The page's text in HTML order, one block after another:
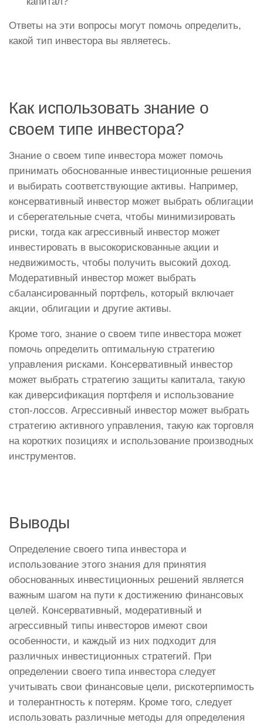
Ответы на эти вопросы могут помочь определить,
какой тип инвестора вы являетесь.
Как использовать знание о
своем типе инвестора?
Знание о своем типе инвестора может помочь
принимать обоснованные инвестиционные решения
и выбирать соответствующие активы. Например,
консервативный инвестор может выбрать облигации
и сберегательные счета, чтобы минимизировать
риски, тогда как агрессивный инвестор может
инвестировать в высокорискованные акции и
недвижимость, чтобы получить высокий доход.
Модеративный инвестор может выбрать
сбалансированный портфель, который включает
акции, облигации и другие активы.
Кроме того, знание о своем типе инвестора может
помочь определить оптимальную стратегию
управления рисками. Консервативный инвестор
может выбрать стратегию защиты капитала, такую
как диверсификация портфеля и использование
стоп-лоссов. Агрессивный инвестор может выбрать
стратегию активного управления, такую как торговля
на коротких позициях и использование производных
инструментов.
Выводы
Определение своего типа инвестора и
использование этого знания для принятия
обоснованных инвестиционных решений является
важным шагом на пути к достижению финансовых
целей. Консервативный, модеративный и
агрессивный типы инвесторов имеют свои
особенности, и каждый из них подходит для
различных инвестиционных стратегий. При
определении своего типа инвестора следует
учитывать свои финансовые цели, рискотерпимость
и толерантность к потерям. Кроме того, следует
использовать различные методы для определения